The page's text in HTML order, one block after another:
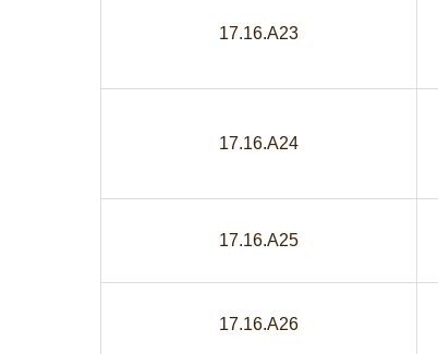
17.16.A23
17.16.A24
17.16.A25
17.16.A26